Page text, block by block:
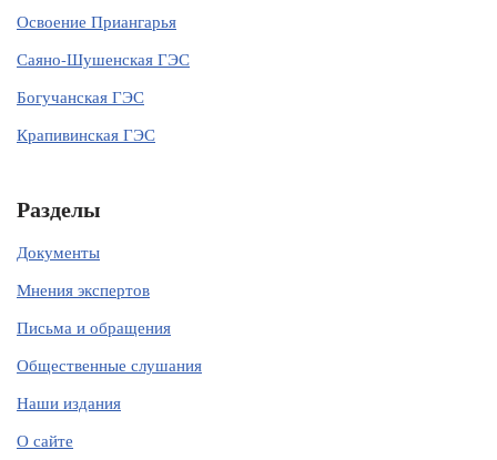
Освоение Приангарья
Саяно-Шушенская ГЭС
Богучанская ГЭС
Крапивинская ГЭС
Разделы
Документы
Мнения экспертов
Письма и обращения
Общественные слушания
Наши издания
О сайте